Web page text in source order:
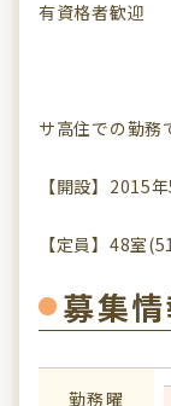
有資格者歓迎
サ高住での勤務
【開設】2015
【定員】48室
募集
勤務曜